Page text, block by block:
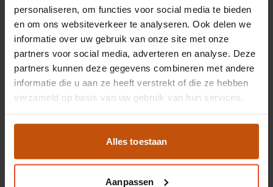
personaliseren, om functies voor social media te bieden
en om ons websiteverkeer te analyseren. Ook delen we
informatie over uw gebruik van onze site met onze
partners voor social media, adverteren en analyse. Deze
partners kunnen deze gegevens combineren met andere
informatie die u aan ze heeft verstrekt of die ze hebben
verzameld op basis van uw gebruik van hun services.
Alles toestaan
Aanpassen
UMIT
Umit Motion mountainbike 46 cm
46 cm
29 inch
24 mnd garantie
Op voorraad:Leiden
245,-
Bekijk fiets